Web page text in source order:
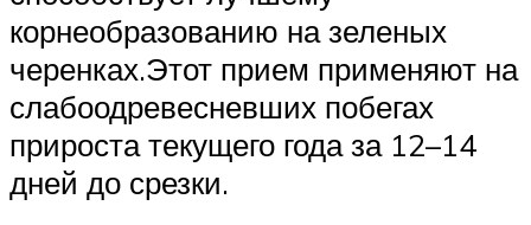
корнеобразованию на зеленых
черенках.Этот прием применяют на
слабоодревесневших побегах
прироста текущего года за 12–14
дней до срезки.